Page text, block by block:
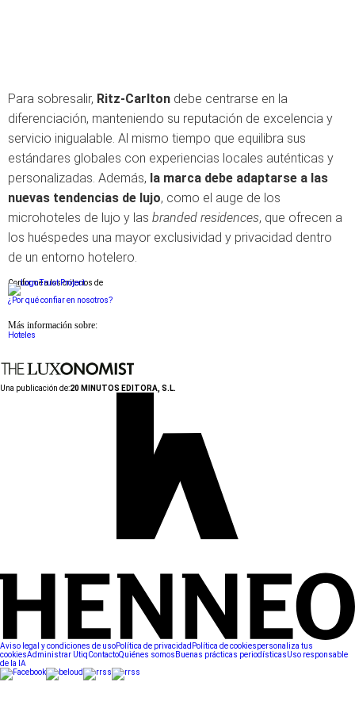
Para sobresalir, Ritz-Carlton debe centrarse en la
diferenciación, manteniendo su reputación de excelencia y
servicio inigualable. Al mismo tiempo que equilibra sus
estándares globales con experiencias locales auténticas y
personalizadas. Además, la marca debe adaptarse a las
nuevas tendencias de lujo, como el auge de los
microhoteles de lujo y las branded residences, que ofrecen a
los huéspedes una mayor exclusividad y privacidad dentro
de un entorno hotelero.
Conforme a los criterios de
¿Por qué confiar en nosotros?
Más información sobre:
Hoteles
Una publicación de:20 MINUTOS EDITORA, S.L.
Aviso legal y condiciones de usoPolítica de privacidad Política de cookiespersonaliza tus
cookiesAdministrar UtiqContactoQuiénes somos Buenas prácticas periodísticasUso responsable
de la IA